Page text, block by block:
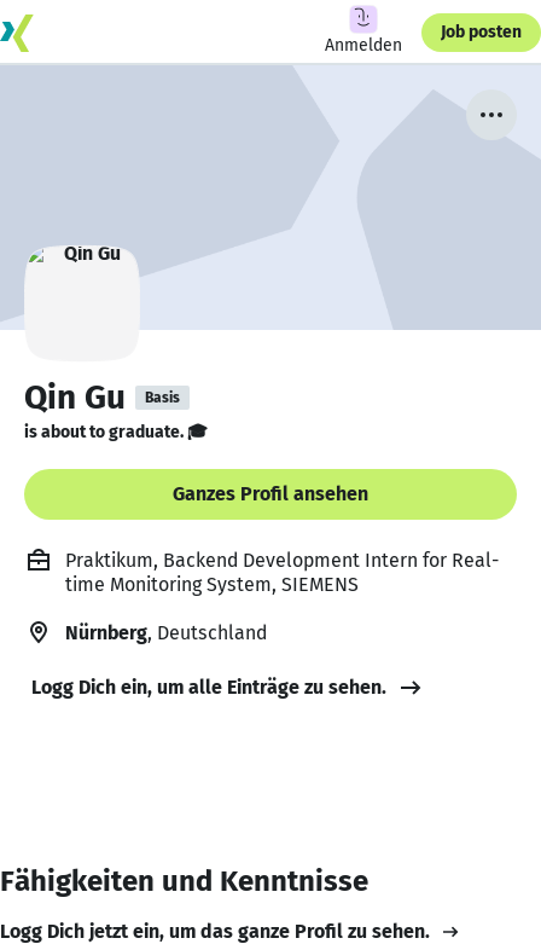
Anmelden
Job posten
Qin Gu Basis
is about to graduate. 🎓
Ganzes Profil ansehen
Praktikum, Backend Development Intern for Real-
time Monitoring System, SIEMENS
Nürnberg, Deutschland
Logg Dich ein, um alle Einträge zu sehen.
Fähigkeiten und Kenntnisse
Logg Dich jetzt ein, um das ganze Profil zu sehen.